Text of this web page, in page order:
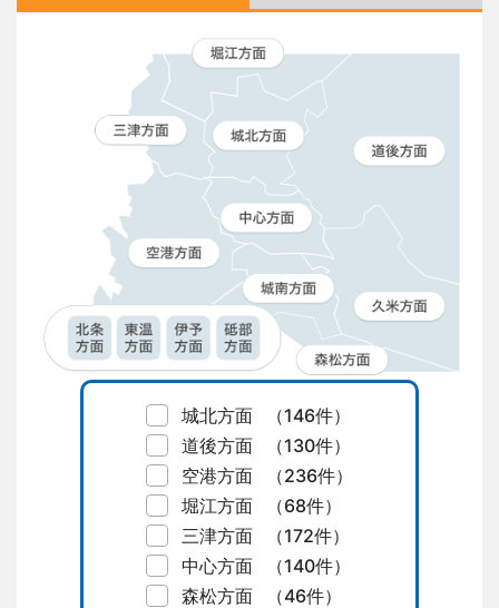
城北方面
（146件）
道後方面
（130件）
空港方面
（236件）
堀江方面
（68件）
三津方面
（172件）
中心方面
（140件）
森松方面
（46件）